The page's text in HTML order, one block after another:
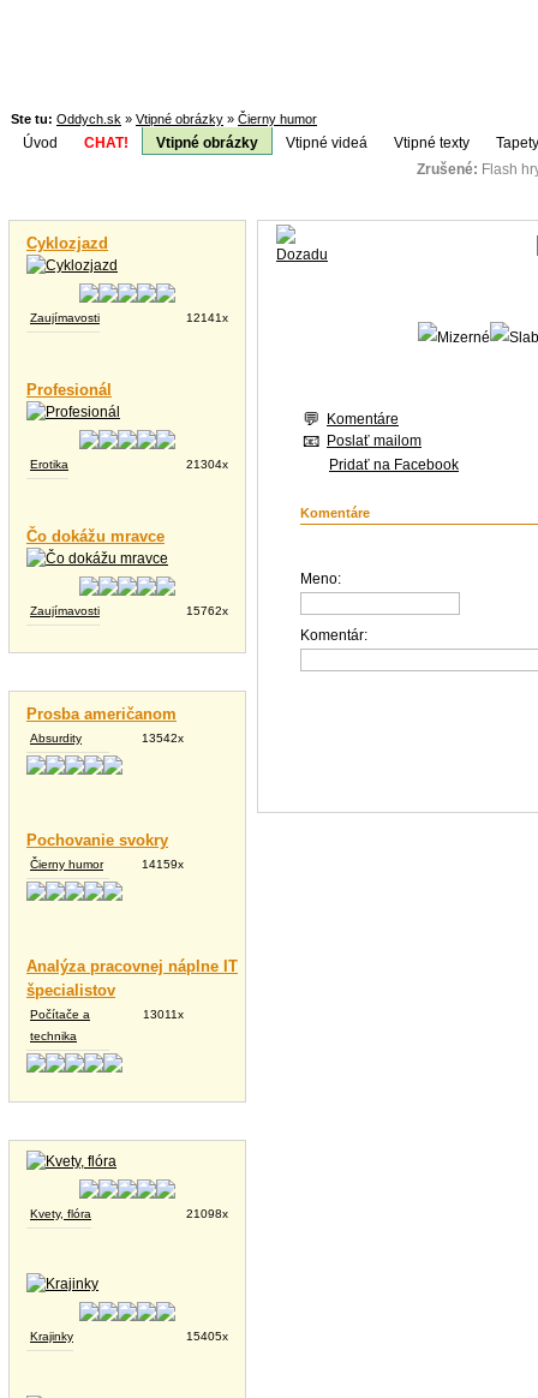
Ste tu: Oddych.sk » Vtipné obrázky » Čierny humor
Úvod CHAT! Vtipné obrázky Vtipné videá Vtipné texty
Zrušené: Flash
Cyklozjazd
Zaujímavosti 12141x
Profesionál
Erotika 21304x
Čo dokážu mravce
Zaujímavosti 15762x
Prosba američanom
Absurdity 13542x
Pochovanie svokry
Čierny humor 14159x
Analýza pracovnej náplne IT
špecialistov
Počítače a
technika
13011x
Kvety, flóra 21098x
Krajinky 15405x
Komentáre
Poslať mailom
Pridať na Facebook
Komentáre
Meno:
Komentár: